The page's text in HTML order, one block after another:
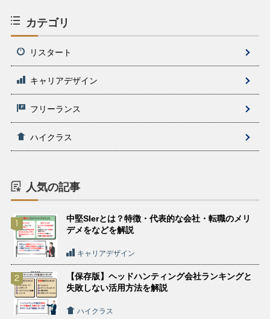
カテゴリ
リスタート
キャリアデザイン
フリーランス
ハイクラス
人気の記事
中堅SIerとは？特徴・代表的な会社・転職のメリ
デメをなどを解説
キャリアデザイン
【保存版】ヘッドハンティング会社ランキングと
失敗しない活用方法を解説
ハイクラス